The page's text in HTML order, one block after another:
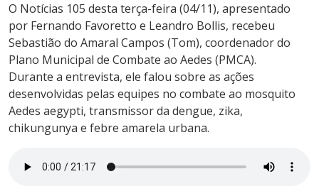
O Notícias 105 desta terça-feira (04/11), apresentado
por Fernando Favoretto e Leandro Bollis, recebeu
Sebastião do Amaral Campos (Tom), coordenador do
Plano Municipal de Combate ao Aedes (PMCA).
Durante a entrevista, ele falou sobre as ações
desenvolvidas pelas equipes no combate ao mosquito
Aedes aegypti, transmissor da dengue, zika,
chikungunya e febre amarela urbana.